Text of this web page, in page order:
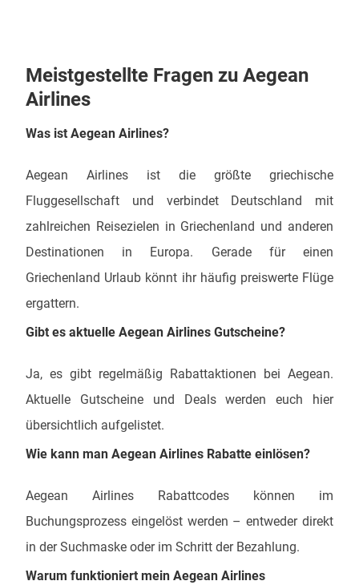
Meistgestellte Fragen zu Aegean
Airlines
Was ist Aegean Airlines?
Aegean Airlines ist die größte griechische
Fluggesellschaft und verbindet Deutschland mit
zahlreichen Reisezielen in Griechenland und anderen
Destinationen in Europa. Gerade für einen
Griechenland Urlaub könnt ihr häufig preiswerte Flüge
ergattern.
Gibt es aktuelle Aegean Airlines Gutscheine?
Ja, es gibt regelmäßig Rabattaktionen bei Aegean.
Aktuelle Gutscheine und Deals werden euch hier
übersichtlich aufgelistet.
Wie kann man Aegean Airlines Rabatte einlösen?
Aegean Airlines Rabattcodes können im
Buchungsprozess eingelöst werden – entweder direkt
in der Suchmaske oder im Schritt der Bezahlung.
Warum funktioniert mein Aegean Airlines